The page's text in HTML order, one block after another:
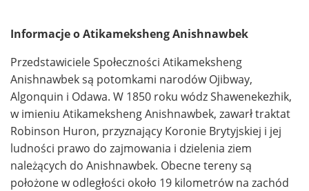
Informacje o Atikameksheng Anishnawbek
Przedstawiciele Społeczności Atikameksheng
Anishnawbek są potomkami narodów Ojibway,
Algonquin i Odawa. W 1850 roku wódz Shawenekezhik,
w imieniu Atikameksheng Anishnawbek, zawarł traktat
Robinson Huron, przyznający Koronie Brytyjskiej i jej
ludności prawo do zajmowania i dzielenia ziem
należących do Anishnawbek. Obecne tereny są
położone w odległości około 19 kilometrów na zachód